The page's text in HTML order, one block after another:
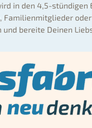
in den 4,5-
bereite Deinen